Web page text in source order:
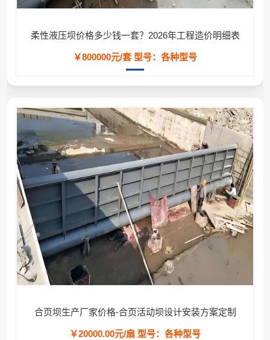
柔性液压坝价格多少钱一套？2026年工程造价明细表
￥800000元/套型号：各种型号
合页坝生产厂家价格-合页活动坝设计安装方案定制
￥20000.00元/扇 型号：各种型号